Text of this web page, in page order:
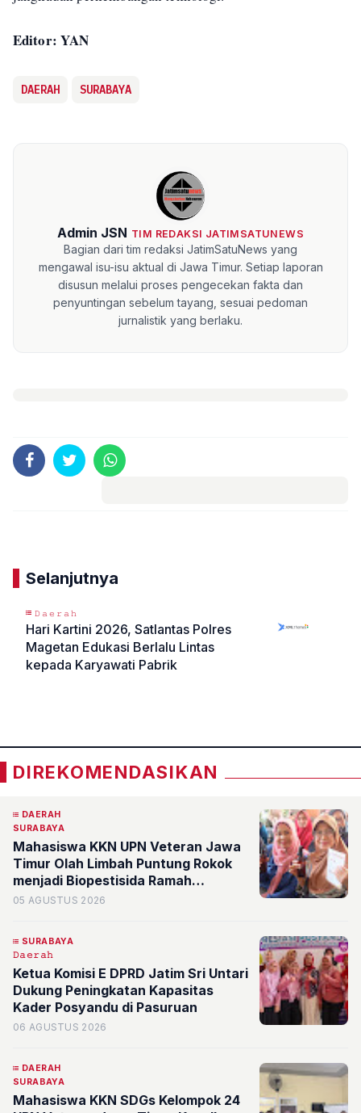
Editor: YAN
DAERAH SURABAYA
Admin JSN TIM REDAKSI JATIMSATUNEWS
Bagian dari tim redaksi JatimSatuNews yang
mengawal isu-isu aktual di Jawa Timur. Setiap laporan
disusun melalui proses pengecekan fakta dan
penyuntingan sebelum tayang, sesuai pedoman
jurnalistik yang berlaku.
Selanjutnya
𝙳𝚊𝚎𝚛𝚊𝚑
Hari Kartini 2026, Satlantas Polres
Magetan Edukasi Berlalu Lintas
kepada Karyawati Pabrik
DIREKOMENDASIKAN
DAERAH
SURABAYA
Mahasiswa KKN UPN Veteran Jawa
Timur Olah Limbah Puntung Rokok
menjadi Biopestisida Ramah
Lingkungan di Rw 08 Kelurahan
05 AGUSTUS 2026
SURABAYA
𝙳𝚊𝚎𝚛𝚊𝚑
Ketua Komisi E DPRD Jatim Sri Untari
Dukung Peningkatan Kapasitas
Kader Posyandu di Pasuruan
06 AGUSTUS 2026
DAERAH
SURABAYA
Mahasiswa KKN SDGs Kelompok 24